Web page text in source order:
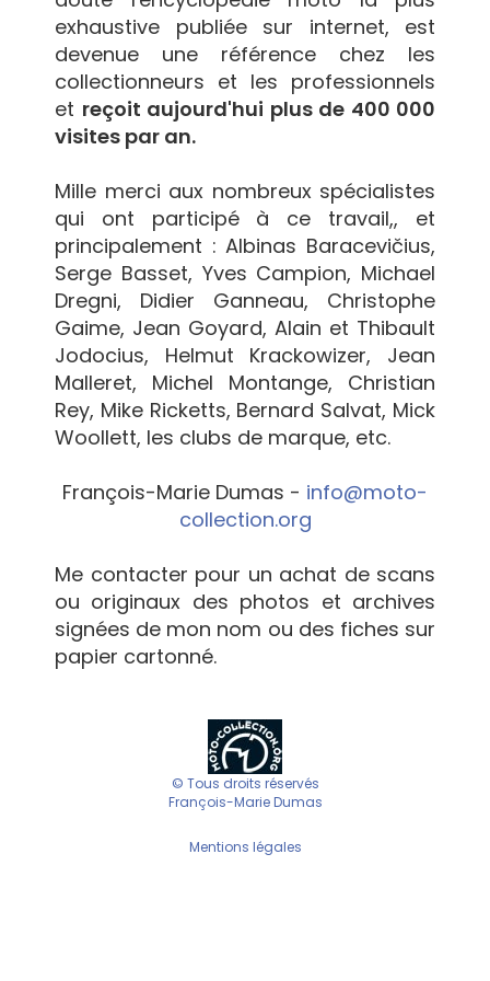
exhaustive publiée sur internet, est
devenue une référence chez les
collectionneurs et les professionnels
et reçoit aujourd'hui plus de 400 000
visites par an.
Mille merci aux nombreux spécialistes
qui ont participé à ce travail,, et
principalement : Albinas Baracevičius,
Serge Basset, Yves Campion, Michael
Dregni, Didier Ganneau, Christophe
Gaime, Jean Goyard, Alain et Thibault
Jodocius, Helmut Krackowizer, Jean
Malleret, Michel Montange, Christian
Rey, Mike Ricketts, Bernard Salvat, Mick
Woollett, les clubs de marque, etc.
François-Marie Dumas - info@moto-
collection.org
Me contacter pour un achat de scans
ou originaux des photos et archives
signées de mon nom ou des fiches sur
papier cartonné.
© Tous droits réservés
François-Marie Dumas
Mentions légales